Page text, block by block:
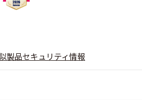
製品セキュリティ情報